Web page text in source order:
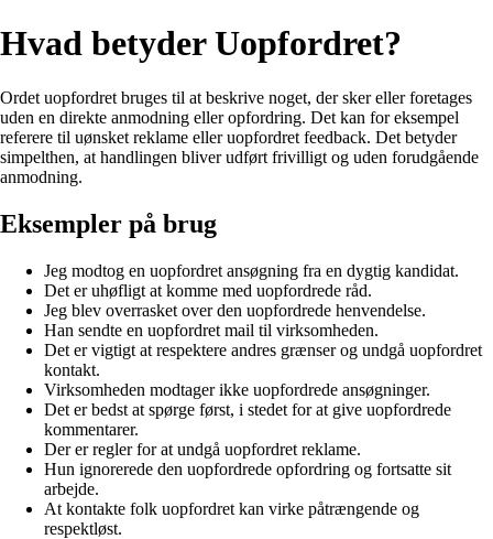
Hvad betyder Uopfordret?
Ordet uopfordret bruges til at beskrive noget, der sker eller foretages
uden en direkte anmodning eller opfordring. Det kan for eksempel
referere til uønsket reklame eller uopfordret feedback. Det betyder
simpelthen, at handlingen bliver udført frivilligt og uden forudgående
anmodning.
Eksempler på brug
Jeg modtog en uopfordret ansøgning fra en dygtig kandidat.
Det er uhøfligt at komme med uopfordrede råd.
Jeg blev overrasket over den uopfordrede henvendelse.
Han sendte en uopfordret mail til virksomheden.
Det er vigtigt at respektere andres grænser og undgå uopfordret
kontakt.
Virksomheden modtager ikke uopfordrede ansøgninger.
Det er bedst at spørge først, i stedet for at give uopfordrede
kommentarer.
Der er regler for at undgå uopfordret reklame.
Hun ignorerede den uopfordrede opfordring og fortsatte sit
arbejde.
At kontakte folk uopfordret kan virke påtrængende og
respektløst.